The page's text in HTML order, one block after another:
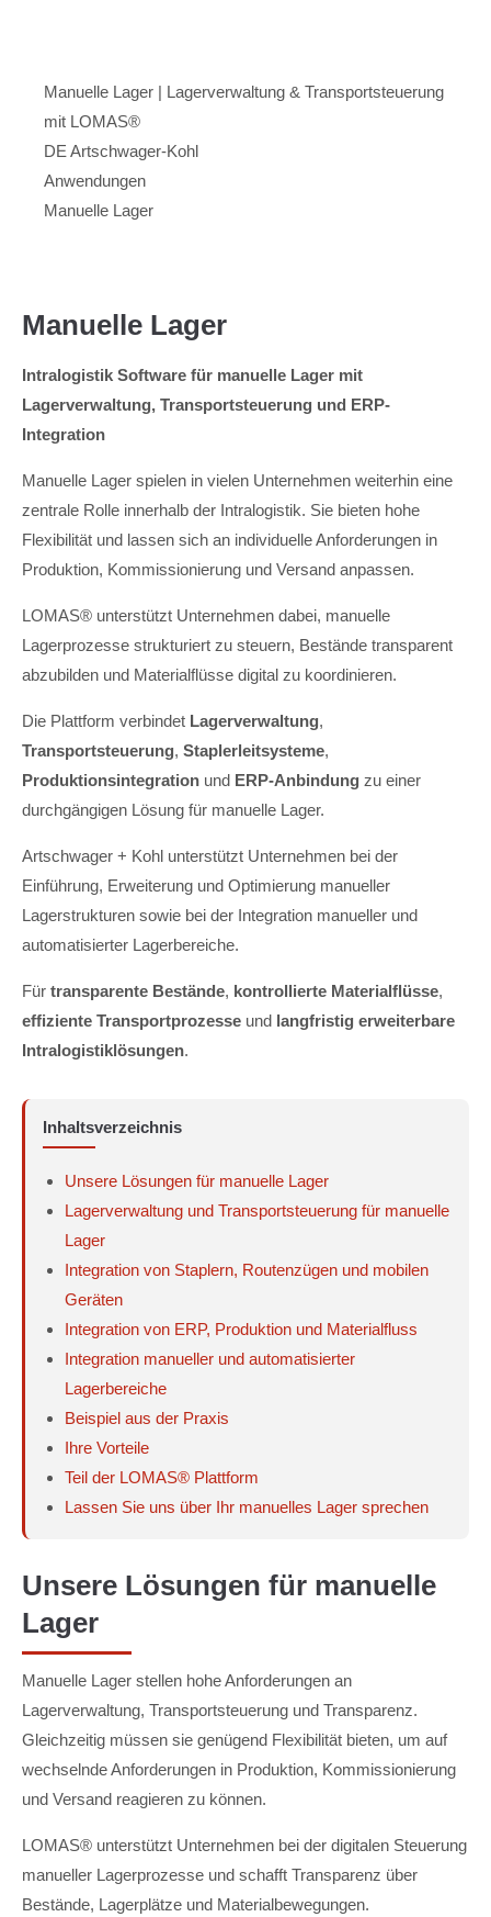
Manuelle Lager | Lagerverwaltung & Transportsteuerung
mit LOMAS®
DE Artschwager-Kohl
Anwendungen
Manuelle Lager
Manuelle Lager
Intralogistik Software für manuelle Lager mit
Lagerverwaltung, Transportsteuerung und ERP-
Integration
Manuelle Lager spielen in vielen Unternehmen weiterhin eine
zentrale Rolle innerhalb der Intralogistik. Sie bieten hohe
Flexibilität und lassen sich an individuelle Anforderungen in
Produktion, Kommissionierung und Versand anpassen.
LOMAS® unterstützt Unternehmen dabei, manuelle
Lagerprozesse strukturiert zu steuern, Bestände transparent
abzubilden und Materialflüsse digital zu koordinieren.
Die Plattform verbindet Lagerverwaltung,
Transportsteuerung, Staplerleitsysteme,
Produktionsintegration und ERP-Anbindung zu einer
durchgängigen Lösung für manuelle Lager.
Artschwager + Kohl unterstützt Unternehmen bei der
Einführung, Erweiterung und Optimierung manueller
Lagerstrukturen sowie bei der Integration manueller und
automatisierter Lagerbereiche.
Für transparente Bestände, kontrollierte Materialflüsse,
effiziente Transportprozesse und langfristig erweiterbare
Intralogistiklösungen.
Inhaltsverzeichnis
Unsere Lösungen für manuelle Lager
Lagerverwaltung und Transportsteuerung für manuelle
Lager
Integration von Staplern, Routenzügen und mobilen
Geräten
Integration von ERP, Produktion und Materialfluss
Integration manueller und automatisierter
Lagerbereiche
Beispiel aus der Praxis
Ihre Vorteile
Teil der LOMAS® Plattform
Lassen Sie uns über Ihr manuelles Lager sprechen
Unsere Lösungen für manuelle
Lager
Manuelle Lager stellen hohe Anforderungen an
Lagerverwaltung, Transportsteuerung und Transparenz.
Gleichzeitig müssen sie genügend Flexibilität bieten, um auf
wechselnde Anforderungen in Produktion, Kommissionierung
und Versand reagieren zu können.
LOMAS® unterstützt Unternehmen bei der digitalen Steuerung
manueller Lagerprozesse und schafft Transparenz über
Bestände, Lagerplätze und Materialbewegungen.